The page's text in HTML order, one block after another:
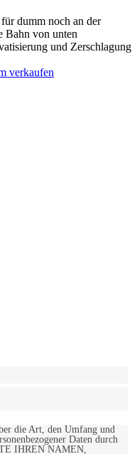
dumm noch an der
Bahn von unten
und Zerschlagung
verkaufen
die Art, den Umfang und
Daten durch
IHREN NAMEN,